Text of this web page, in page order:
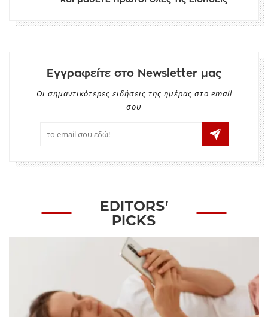
Εγγραφείτε στο Newsletter μας
Οι σημαντικότερες ειδήσεις της ημέρας στο email
σου
EDITORS'
PICKS